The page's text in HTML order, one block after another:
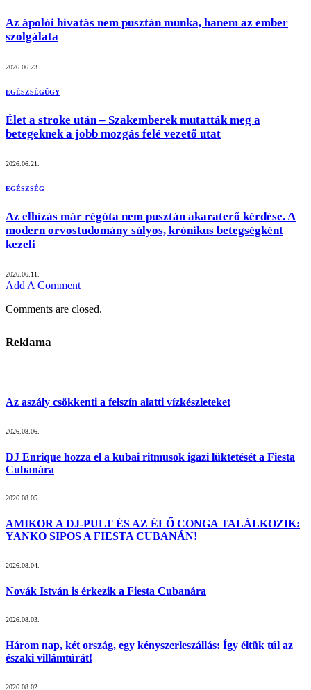
Az ápolói hivatás nem pusztán munka, hanem az ember
szolgálata
2026.06.23.
EGÉSZSÉGÜGY
Élet a stroke után – Szakemberek mutatták meg a
betegeknek a jobb mozgás felé vezető utat
2026.06.21.
EGÉSZSÉG
Az elhízás már régóta nem pusztán akaraterő kérdése. A
modern orvostudomány súlyos, krónikus betegségként
kezeli
2026.06.11.
Add A Comment
Comments are closed.
Reklama
Az aszály csökkenti a felszín alatti vízkészleteket
2026.08.06.
DJ Enrique hozza el a kubai ritmusok igazi lüktetését a Fiesta
Cubanára
2026.08.05.
AMIKOR A DJ-PULT ÉS AZ ÉLŐ CONGA TALÁLKOZIK:
YANKO SIPOS A FIESTA CUBANÁN!
2026.08.04.
Novák István is érkezik a Fiesta Cubanára
2026.08.03.
Három nap, két ország, egy kényszerleszállás: Így éltük túl az
északi villámtúrát!
2026.08.02.